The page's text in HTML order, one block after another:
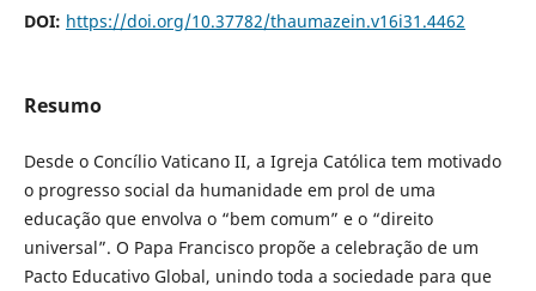
DOI: https://doi.org/10.37782/thaumazein.v16i31.4462
Resumo
Desde o Concílio Vaticano II, a Igreja Católica tem motivado
o progresso social da humanidade em prol de uma
educação que envolva o “bem comum” e o “direito
universal”. O Papa Francisco propõe a celebração de um
Pacto Educativo Global, unindo toda a sociedade para que